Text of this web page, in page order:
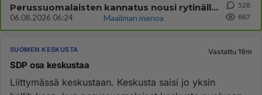
Perussuomalaisten kannatus nousi rytinällä Ylen tänään julkaisemassa tuoreimmassa gallup-kyselyssä.
06.08.2026 06:24 Maailman menoa
528
887
SUOMEN KESKUSTA Vastattu 19m
SDP osa keskustaa
Liittymässä keskustaan. Keskusta saisi jo yksin